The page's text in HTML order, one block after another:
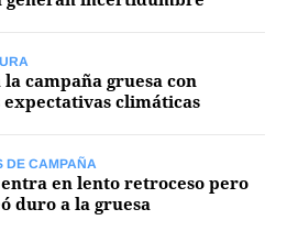
campaña gruesa con
climáticas
DE CAMPAÑA
en lento retroceso pero
duro a la gruesa